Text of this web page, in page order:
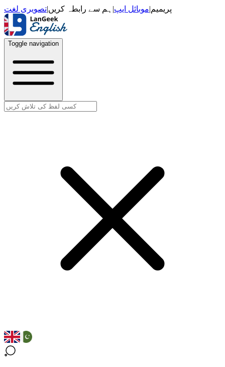
پریمیم|موبائل ایپ| ہم سے رابطہ کریں|تصویری لغت
Toggle navigation